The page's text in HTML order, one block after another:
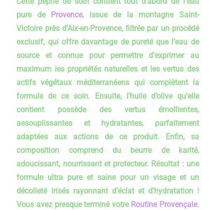
pure de
Provence, issue de la montagne Saint-
Victoire près d’Aix-en-Provence, filtrée par un procédé
exclusif, qui offre davantage de pureté que l’eau de
source et connue pour permettre d’exprimer au
maximum les propriétés naturelles et les vertus des
actifs végétaux méditerranéens qui complètent la
formule de ce soin. Ensuite, l’huile d’olive qu’elle
contient possède des vertus émollientes,
assouplissantes et hydratantes, parfaitement
adaptées aux actions de ce produit. Enfin, sa
composition comprend du beurre de karité,
adoucissant, nourrissant et protecteur. Résultat : une
formule ultra pure et saine pour un visage et un
décolleté irisés rayonnant d’éclat et d’hydratation !
Vous avez presque terminé votre Routine Provençale.